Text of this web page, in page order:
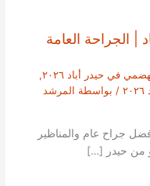
| الجراحة العامة
في حيدر أباد ٢٠٢٦
,
/ بواسطة المرشد
جراح عام والمناظير
من حيدر […]